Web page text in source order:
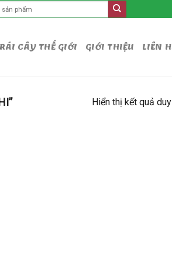
CÂY THẾ GIỚI GIỚI THIỆU LIÊN
Hiển thị kết quả